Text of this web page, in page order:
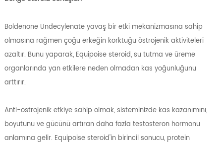
Boldenone Undecylenate yavaş bir etki mekanizmasına sahip
olmasına rağmen çoğu erkeğin korktuğu östrojenik aktiviteleri
azaltır. Bunu yaparak, Equipoise steroid, su tutma ve üreme
organlarında yan etkilere neden olmadan kas yoğunluğunu
arttırır.
Anti-östrojenik etkiye sahip olmak, sisteminizde kas kazanımını,
boyutunu ve gücünü artıran daha fazla testosteron hormonu
anlamına gelir. Equipoise steroid'in birincil sonucu, protein